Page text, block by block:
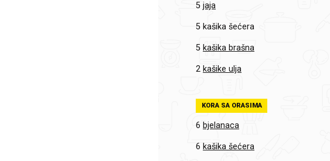
5 jaja
5 kašika šećera
5 kašika brašna
2 kašike ulja
KORA SA ORASIMA
6 bjelanaca
6 kašika šećera